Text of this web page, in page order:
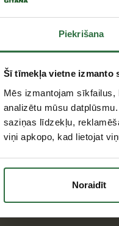
Piekrišana
Šī tīmekļa vietne izmanto
Mēs izmantojam
analizētu mūsu
saziņas līdzekļu,
viņi apkopo, kad lietojat
Noraidīt
8
šo preci, tāpat